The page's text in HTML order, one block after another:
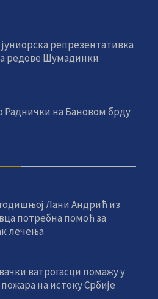
јуниорска репрезентативка
редове Шумадинки
Раднички на Бановом брду
Лани Андрић из
потребна помоћ за
лечења
ватрогасци помажу у
на истоку Србије